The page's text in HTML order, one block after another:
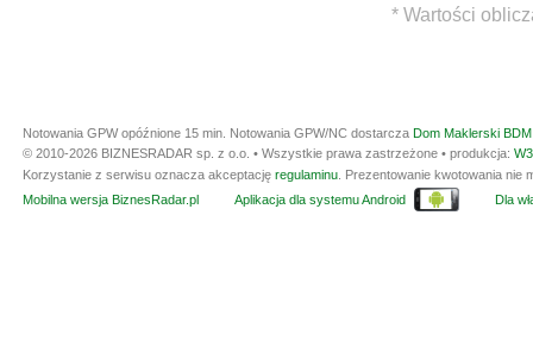
* Wartości
Notowania GPW opóźnione 15 min. Notowania GPW/NC dostarcza Dom Maklerski
© 2010-2026 BIZNESRADAR sp. z o.o. • Wszystkie prawa zastrzeżone • produkcja:
Korzystanie z serwisu oznacza akceptację regulaminu . Prezentowanie kwotowania
Mobilna wersja BiznesRadar.pl
Aplikacja dla systemu Android Dla